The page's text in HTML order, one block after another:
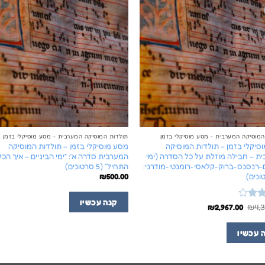
המוסיקה המערבית - מסע מוסיקלי בזמן
בזמן – תולדות המוסיקה
– חבילה מוזלת על כל הסדרה (ימי
רנסנס-ברוק-קלאסי-רומנטי-מודרני:
₪ המחיר
היה:
₪4,300.00.
₪2,967.00
המחיר
עכשיו
תולדות המוסיקה המערבית - מסע מוסיקלי בזמן
מסע מוסיקלי בזמן – תולדות המוסיקה
המערבית סדרה א’: “ימי הביניים – איך
התחיל” (5 סרטונים)
₪500.00
קנה עכשיו